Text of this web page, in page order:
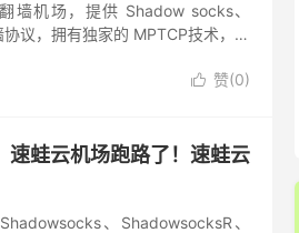
墙机场，提供 Shadow socks、
议，拥有独家的 MPTCP技术，线
 赞(0)
速蛙云机场跑路了！速蛙云
、ShadowsocksR、